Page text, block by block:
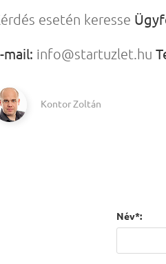
esetén keresse
mail: info@startuzlet.hu
Kontor Zoltán
Név*: